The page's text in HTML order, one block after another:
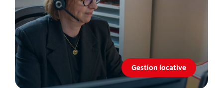
Gestion locative